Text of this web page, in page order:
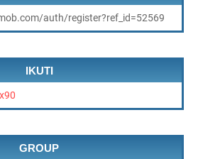
auth/register?ref_id=52569
IKUTI
GROUP